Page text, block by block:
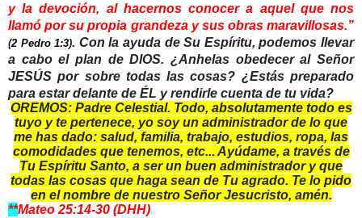
y la devoción, al hacernos conocer a aquel que nos
llamó por su propia grandeza y sus obras maravillosas.”
(2 Pedro 1:3). Con la ayuda de Su Espíritu, podemos llevar
a cabo el plan de DIOS. ¿Anhelas obedecer al Señor
JESÚS por sobre todas las cosas? ¿Estás preparado
para estar delante de ÉL y rendirle cuenta de tu vida?
OREMOS: Padre Celestial. Todo, absolutamente todo es
tuyo y te pertenece, yo soy un administrador de lo que
me has dado: salud, familia, trabajo, estudios, ropa, las
comodidades que tenemos, etc... Ayúdame, a través de
Tu Espíritu Santo, a ser un buen administrador y que
todas las cosas que haga sean de Tu agrado. Te lo pido
en el nombre de nuestro Señor Jesucristo, amén.
**Mateo 25:14-30 (DHH)